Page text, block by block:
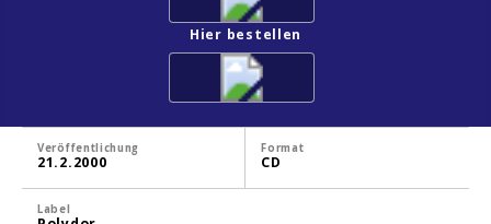
Hier bestellen
Veröffentlichung
21.2.2000
Format
CD
Label